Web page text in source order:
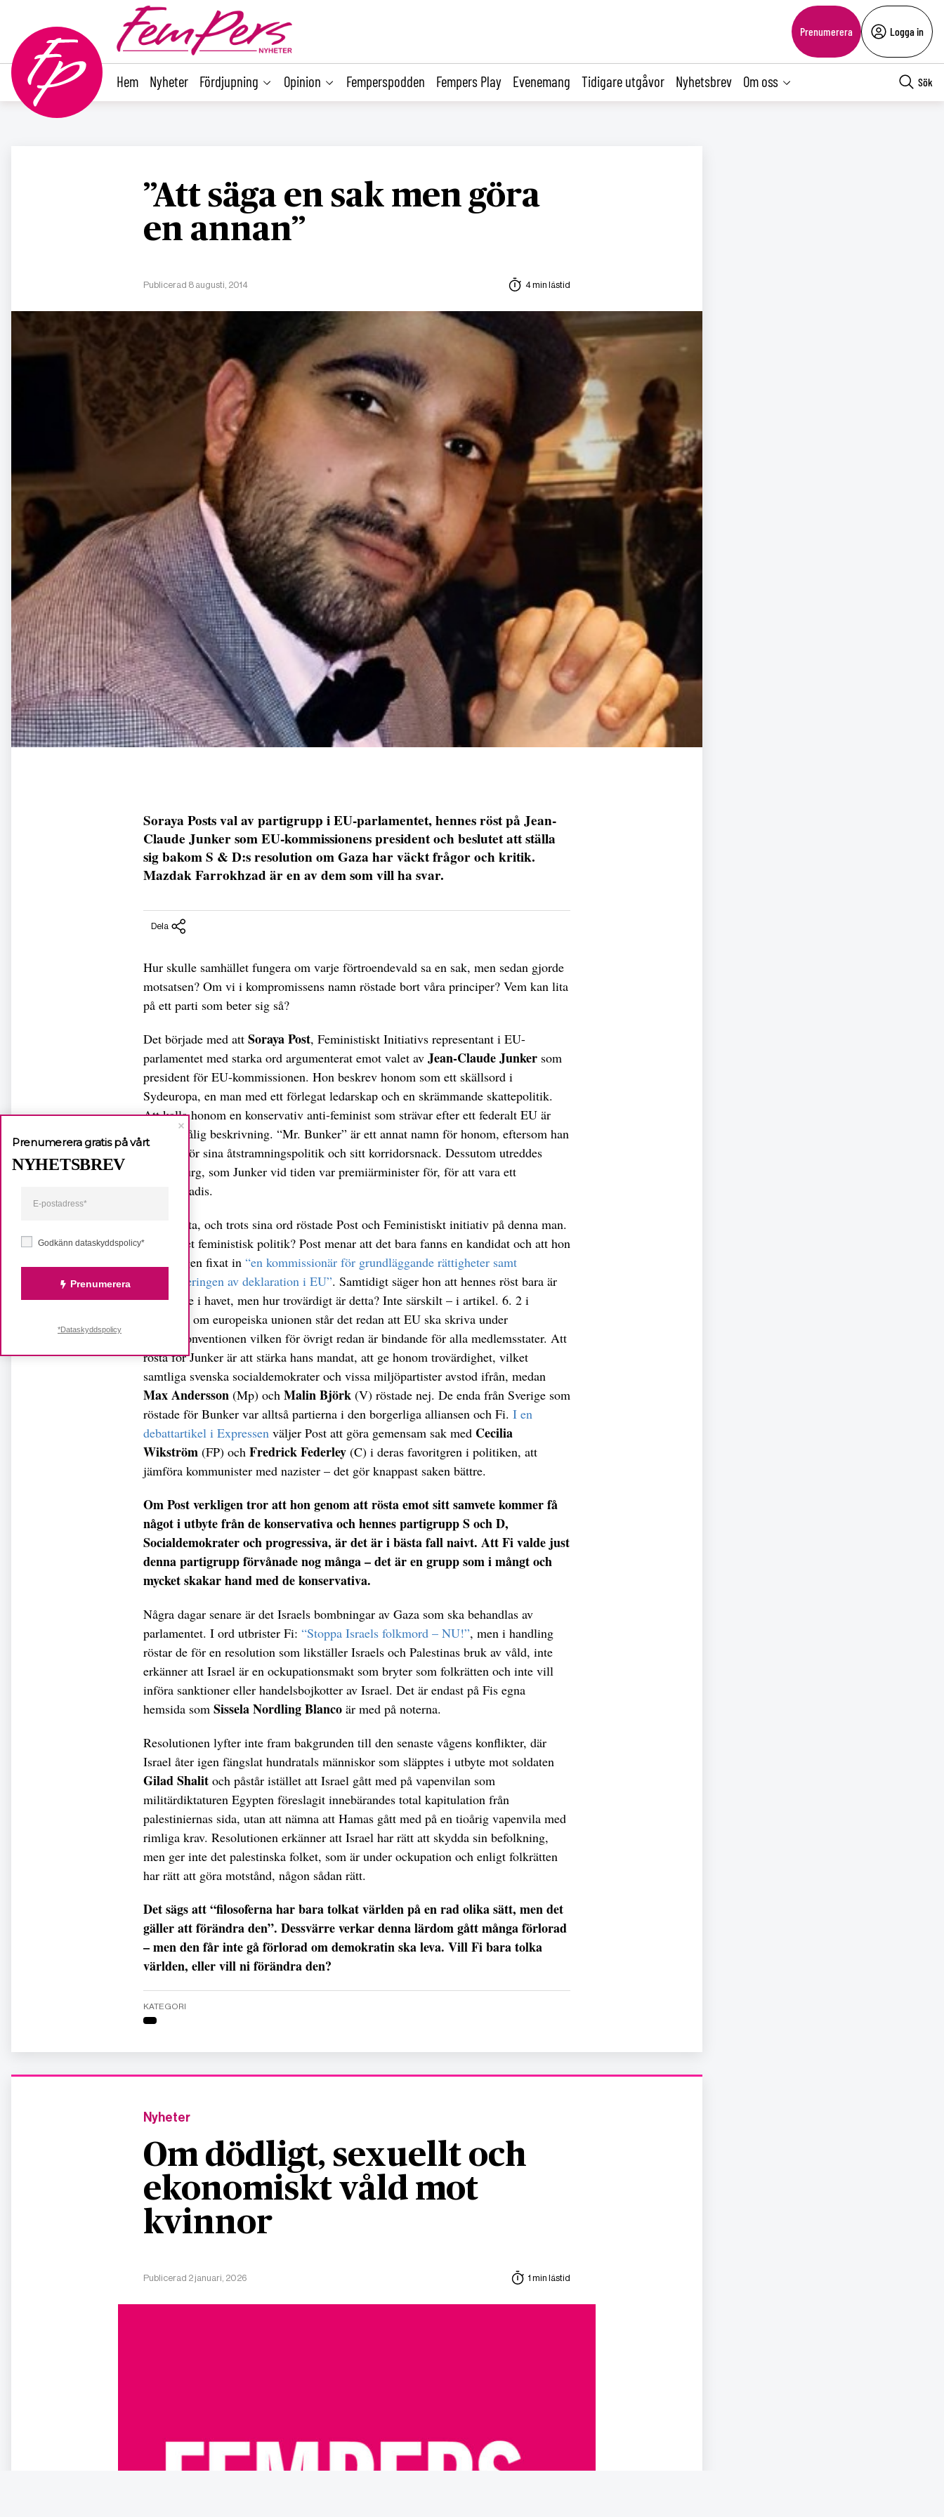
Prenumerera Logga in
Hem Nyheter Fördjupning Opinion Femperspodden Fempers Play Evenemang Tidigare utgåvor Nyhetsbrev Om oss Sök
”Att säga en sak men göra
en annan”
Publicerad 8 augusti, 2014 4 min lästid
Soraya Posts val av partigrupp i EU-parlamentet, hennes röst på Jean-
Claude Junker som EU-kommissionens president och beslutet att ställa
sig bakom S & D:s resolution om Gaza har väckt frågor och kritik.
Mazdak Farrokhzad är en av dem som vill ha svar.
Dela
Hur skulle samhället fungera om varje förtroendevald sa en sak, men sedan gjorde
motsatsen? Om vi i kompromissens namn röstade bort våra principer? Vem kan lita
på ett parti som beter sig så?
Det började med att Soraya Post, Feministiskt Initiativs representant i EU-
parlamentet med starka ord argumenterat emot valet av Jean-Claude Junker som
president för EU-kommissionen. Hon beskrev honom som ett skällsord i
Sydeuropa, en man med ett förlegat ledarskap och en skrämmande skattepolitik.
Att kalla honom en konservativ anti-feminist som strävar efter ett federalt EU är
inte en dålig beskrivning. “Mr. Bunker” är ett annat namn för honom, eftersom han
är känd för sina åtstramningspolitik och sitt korridorsnack. Dessutom utreddes
Luxemburg, som Junker vid tiden var premiärminister för, för att vara ett
skatteparadis.
Trots detta, och trots sina ord röstade Post och Feministiskt initiativ på denna man.
Är det det feministisk politik? Post menar att det bara fanns en kandidat och att hon
personligen fixat in “en kommissionär för grundläggande rättigheter samt
inkorporeringen av deklaration i EU”. Samtidigt säger hon att hennes röst bara är
en droppe i havet, men hur trovärdigt är detta? Inte särskilt – i artikel. 6. 2 i
fördraget om europeiska unionen står det redan att EU ska skriva under
Europakonventionen vilken för övrigt redan är bindande för alla medlemsstater. Att
rösta för Junker är att stärka hans mandat, att ge honom trovärdighet, vilket
samtliga svenska socialdemokrater och vissa miljöpartister avstod ifrån, medan
Max Andersson (Mp) och Malin Björk (V) röstade nej. De enda från Sverige som
röstade för Bunker var alltså partierna i den borgerliga alliansen och Fi. I en
debattartikel i Expressen väljer Post att göra gemensam sak med Cecilia
Wikström (FP) och Fredrick Federley (C) i deras favoritgren i politiken, att
jämföra kommunister med nazister – det gör knappast saken bättre.
Om Post verkligen tror att hon genom att rösta emot sitt samvete kommer få
något i utbyte från de konservativa och hennes partigrupp S och D,
Socialdemokrater och progressiva, är det är i bästa fall naivt. Att Fi valde just
denna partigrupp förvånade nog många – det är en grupp som i mångt och
mycket skakar hand med de konservativa.
Några dagar senare är det Israels bombningar av Gaza som ska behandlas av
parlamentet. I ord utbrister Fi: “Stoppa Israels folkmord – NU!”, men i handling
röstar de för en resolution som likställer Israels och Palestinas bruk av våld, inte
erkänner att Israel är en ockupationsmakt som bryter som folkrätten och inte vill
införa sanktioner eller handelsbojkotter av Israel. Det är endast på Fis egna
hemsida som Sissela Nordling Blanco är med på noterna.
Resolutionen lyfter inte fram bakgrunden till den senaste vågens konflikter, där
Israel åter igen fängslat hundratals människor som släpptes i utbyte mot soldaten
Gilad Shalit och påstår istället att Israel gått med på vapenvilan som
militärdiktaturen Egypten föreslagit innebärandes total kapitulation från
palestiniernas sida, utan att nämna att Hamas gått med på en tioårig vapenvila med
rimliga krav. Resolutionen erkänner att Israel har rätt att skydda sin befolkning,
men ger inte det palestinska folket, som är under ockupation och enligt folkrätten
har rätt att göra motstånd, någon sådan rätt.
Det sägs att “filosoferna har bara tolkat världen på en rad olika sätt, men det
gäller att förändra den”. Dessvärre verkar denna lärdom gått många förlorad
– men den får inte gå förlorad om demokratin ska leva. Vill Fi bara tolka
världen, eller vill ni förändra den?
KATEGORI
Nyheter
Om dödligt, sexuellt och
ekonomiskt våld mot
kvinnor
Publicerad 2 januari, 2026 1 min lästid
Godkänn dataskyddspolicy*
Prenumerera
Prenumerera gratis på vårt
NYHETSBREV
*Dataskyddspolicy